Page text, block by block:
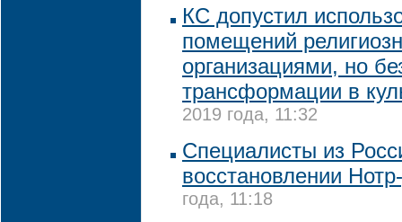
КС допустил
помещений
организациями, но
трансформации в
2019 года, 11:32
Специалисты из
восстановлении
года, 11:18